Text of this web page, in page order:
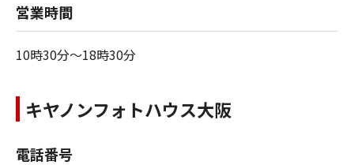
営業時間
10時30分～18時30分
キヤノンフォトハウス大阪
電話番号